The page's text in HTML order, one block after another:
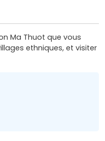
Ma Thuot que vous
ethniques, et visiter